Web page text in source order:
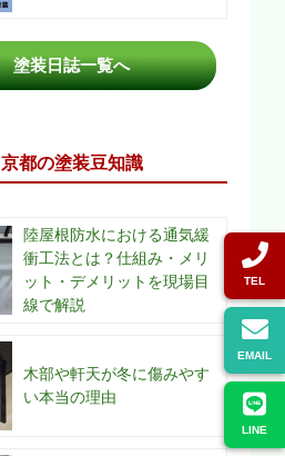
塗装日誌一覧へ
京都の塗装豆知識
陸屋根防水における通気緩
衝工法とは？仕組み・メリ
ット・デメリットを現場目
線で解説
木部や軒天が冬に傷みやす
い本当の理由
TEL
EMAIL
LINE